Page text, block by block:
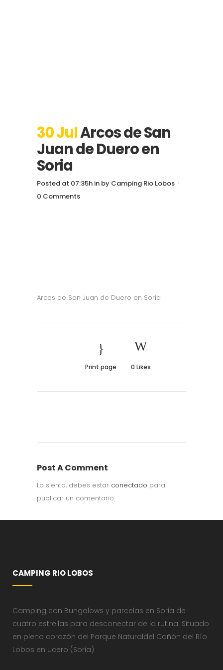
30 JulArcos de San
Juan de Duero en
Soria
Posted at 07:35h in by Camping Rio Lobos
0 Comments
Arcos de San Juan de Duero en Soria
Print page 0 Likes
Post A Comment
Lo siento, debes estar conectado para
publicar un comentario.
CAMPING RIO LOBOS
Camping con Bungalows y parcelas en Soria de
cuatro estrellas para desconectar de la rutina. Situado
en pleno corazón del Parque Naturaldel Cañón del Río
Lobos en Ucero (Soria)